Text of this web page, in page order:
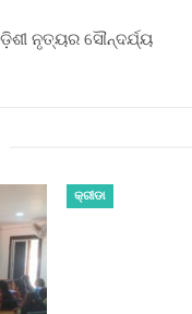
ନୃତ୍ୟର ସୌନ୍ଦର୍ଯ୍ୟ
କ୍ରୀଡା